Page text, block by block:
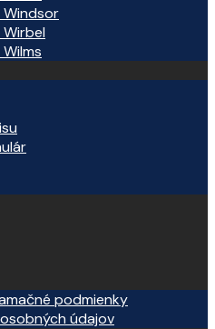
Windsor
podmienky
údajov